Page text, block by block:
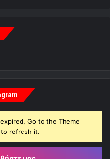
Go to the Theme
refresh it.